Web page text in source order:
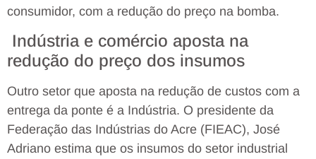
consumidor, com a redução do preço na bomba.
Indústria e comércio aposta na
redução do preço dos insumos
Outro setor que aposta na redução de custos com a
entrega da ponte é a Indústria. O presidente da
Federação das Indústrias do Acre (FIEAC), José
Adriano estima que os insumos do setor industrial